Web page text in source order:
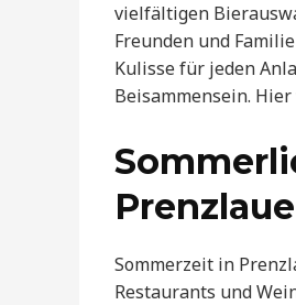
vielfältigen
Freunden und
Kulisse für jeden
Beisammensein.
Sommerzeit in
Restaurants und